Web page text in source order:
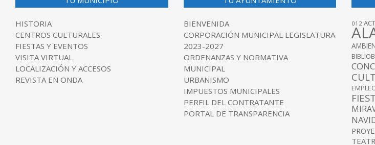
HISTORIA
CENTROS CULTURALES
FIESTAS Y EVENTOS
VISITA VIRTUAL
LOCALIZACIÓN Y ACCESOS
REVISTA EN ONDA
BIENVENIDA
CORPORACIÓN MUNICIPAL LEGISLATURA
2023-2027
ORDENANZAS Y NORMATIVA
MUNICIPAL
URBANISMO
IMPUESTOS MUNICIPALES
PERFIL DEL CONTRATANTE
PORTAL DE TRANSPARENCIA
012